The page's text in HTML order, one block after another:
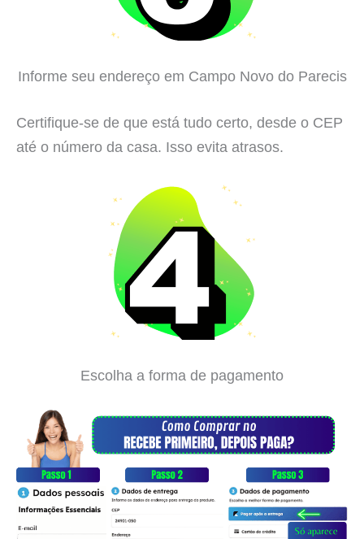
Informe seu endereço em Campo Novo do Parecis
Certifique-se de que está tudo certo, desde o CEP
até o número da casa. Isso evita atrasos.
Escolha a forma de pagamento